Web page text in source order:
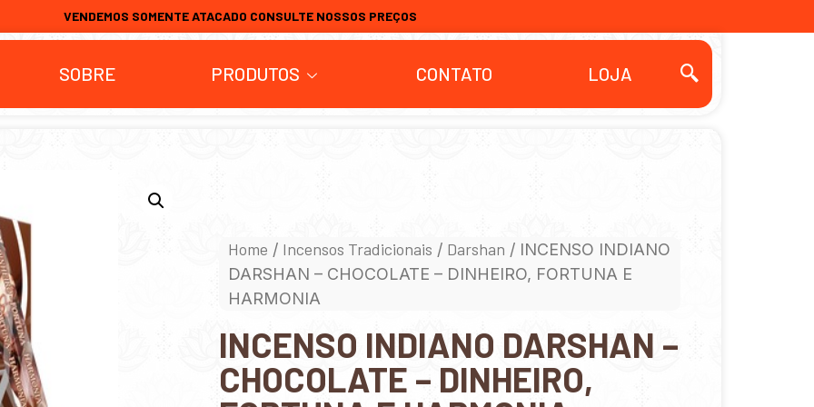
VENDEMOS SOMENTE ATACADO CONSULTE NOSSOS PREÇOS
SOBRE PRODUTOS CONTATO LOJA
Home / Incensos Tradicionais / Darshan / INCENSO INDIANO
DARSHAN – CHOCOLATE – DINHEIRO, FORTUNA E
HARMONIA
INCENSO INDIANO DARSHAN –
CHOCOLATE – DINHEIRO,